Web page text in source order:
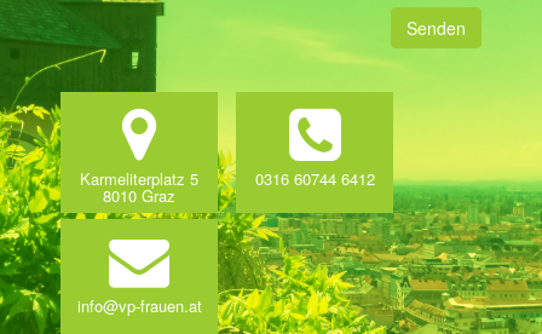
Senden
Karmeliterplatz 5
8010 Graz
0316 60744 6412
info@vp-frauen.at